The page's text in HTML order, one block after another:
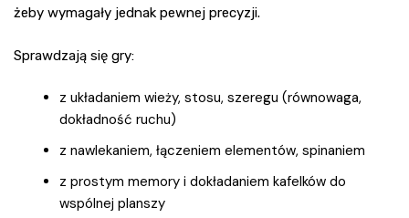
żeby wymagały jednak pewnej precyzji.
Sprawdzają się gry:
z układaniem wieży, stosu, szeregu (równowaga,
dokładność ruchu)
z nawlekaniem, łączeniem elementów, spinaniem
z prostym memory i dokładaniem kafelków do
wspólnej planszy